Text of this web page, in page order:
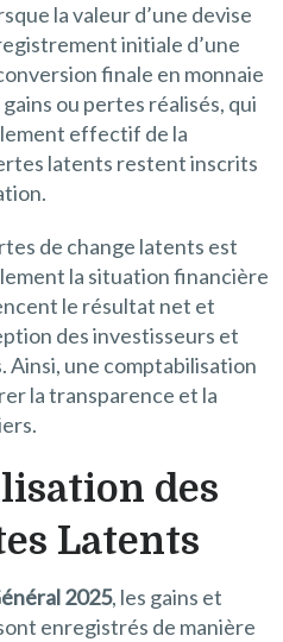
la valeur d’une devise
initiale d’une
finale en monnaie
ou pertes réalisés, qui
effectif de la
latents restent inscrits
de change latents est
la situation financière
le résultat net et
des investisseurs et
Ainsi, une comptabilisation
la transparence et la
des
Latents
2025, les gains et
enregistrés de manière